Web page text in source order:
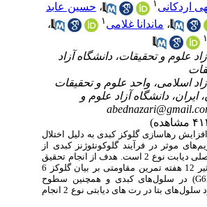
اردکانی
،حسین عابد
،ماندانا غلامی
،
علوم و تحقیقات، دانشگاه آزاد
اسلامی، واحد علوم و تحقیقات
ایران، دانشگاه آزاد علوم و
رهاسازی گلوکز کبدی به دلیل اختلال
موثر در فرآیند گلوکونئوژنز کبدی از
مشخصه‌های اصلی دیابت نوع 2 است. هدف از انجام تحقیق
حاضر تعیین تاثیر 12 هفته تمرین مقاومتی بر بیان گلوکز 6
) در سلول‌های کبدی و همچنین سطوح
گلوکز و عملکرد سلول‌های بتا در رت های دیابتی نوع 2 انجام